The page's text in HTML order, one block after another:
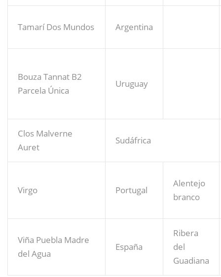
Tamarí Dos Mundos Argentina
Bouza Tannat B2
Parcela Única
Uruguay
Clos Malverne
Auret
Sudáfrica
Virgo Portugal
Alentejo
branco
Viña Puebla Madre
del Agua
España
Ribera
del
Guadiana